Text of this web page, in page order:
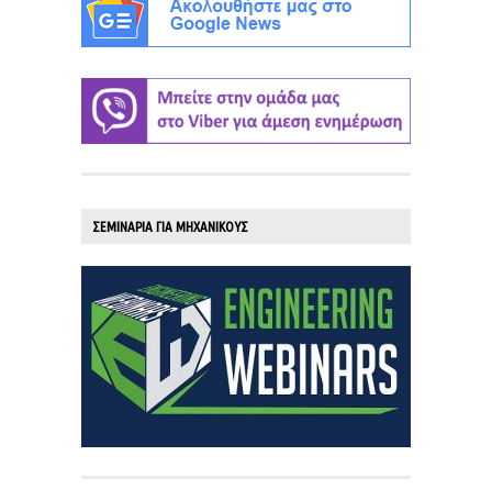
ΣΕΜΙΝΑΡΙΑ ΓΙΑ ΜΗΧΑΝΙΚΟΥΣ